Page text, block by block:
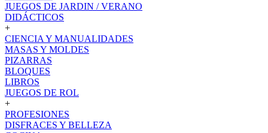
JUEGOS DE JARDIN / VERANO
DIDÁCTICOS
+
CIENCIA Y MANUALIDADES
MASAS Y MOLDES
PIZARRAS
BLOQUES
LIBROS
JUEGOS DE ROL
+
PROFESIONES
DISFRACES Y BELLEZA